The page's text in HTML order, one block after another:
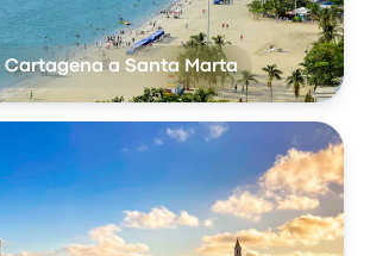
Cartagena a Santa Marta